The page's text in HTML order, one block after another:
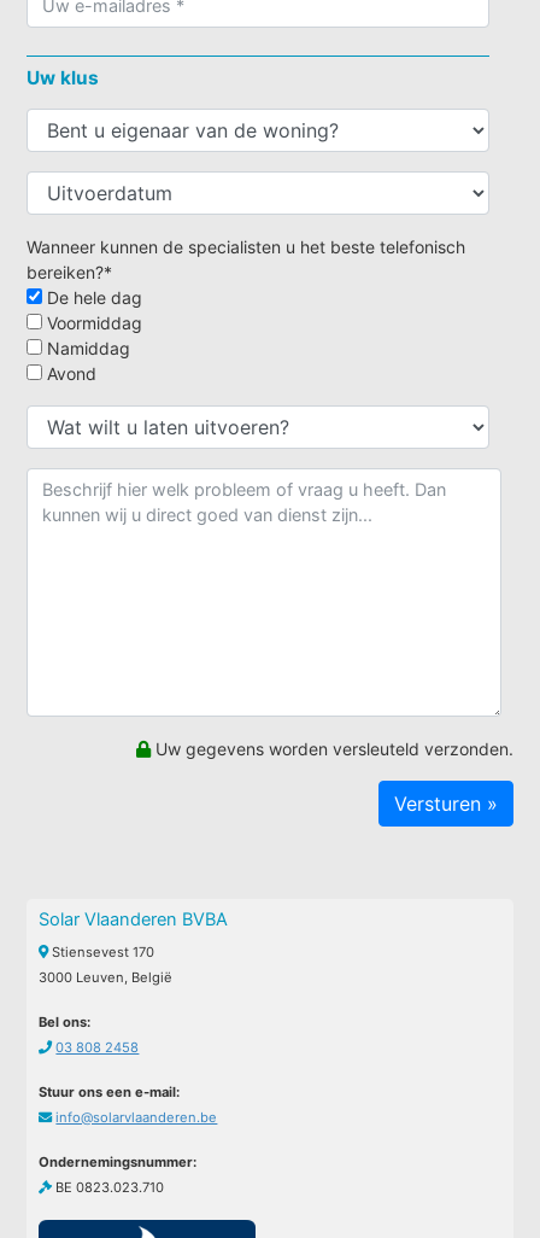
Uw klus
Wanneer kunnen de specialisten u het beste telefonisch
bereiken?*
De hele dag
Voormiddag
Namiddag
Avond
Uw gegevens worden versleuteld verzonden.
Solar Vlaanderen BVBA
Stiensevest 170
3000 Leuven, België
Bel ons:
03 808 2458
Stuur ons een e-mail:
info@solarvlaanderen.be
Ondernemingsnummer:
BE 0823.023.710